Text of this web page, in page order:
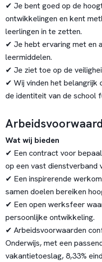
✔ Je bent goed op de
ontwikkelingen en kent
leerlingen in te zetten.
✔ Je hebt ervaring met en
leermiddelen.
✔ Je ziet toe op de
✔ Wij vinden het belangrijk
de identiteit van de school
Wat wij bieden
✔ Een contract voor
op een vast dienstverband
✔ Een inspirerende
samen doelen bereiken
✔ Een open werksfeer
persoonlijke ontwikkeling.
✔ Arbeidsvoorwaarden
Onderwijs, met een
vakantietoeslag, 8,33%